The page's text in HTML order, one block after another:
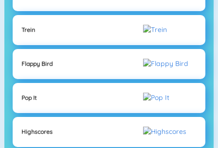
Trein
Flappy Bird
Pop It
Highscores